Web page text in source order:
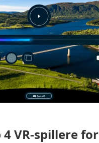
4 VR-spillere for